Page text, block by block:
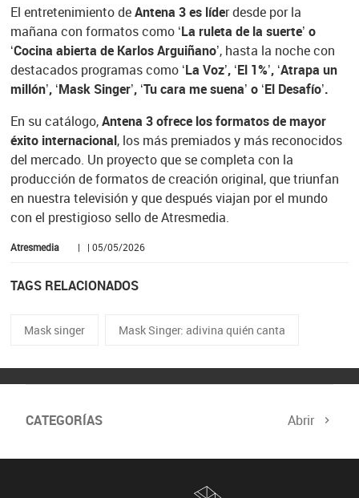
El entretenimiento deAntena 3 es líder desde por la
mañana con formatos como ‘La ruleta de la suerte’ o
‘Cocina abierta de Karlos Arguiñano’, hasta la noche con
destacados programas como ‘La Voz’, ‘El 1%’, ‘Atrapa un
millón’, ‘Mask Singer’, ‘Tu cara me suena’ o ‘El Desafío’.
En su catálogo,Antena 3 ofrece los formatos de mayor
éxito internacional, los más premiados y más reconocidos
del mercado. Un proyecto que se completa con la
producción de formatos de creación original, que triunfan
en nuestra televisión y que después viajan por el mundo
con el prestigioso sello de Atresmedia.
Atresmedia | | 05/05/2026
TAGS RELACIONADOS
Mask singer Mask Singer: adivina quién canta
CATEGORÍAS Abrir